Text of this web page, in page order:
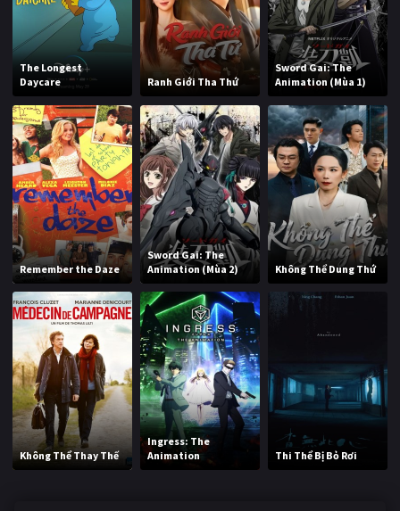
The Longest
Daycare
Ranh Giới Tha Thứ
Sword Gai: The
Animation (Mùa 1)
Remember the Daze
Sword Gai: The
Animation (Mùa 2)
Không Thể Dung Thứ
Không Thể Thay Thế
Ingress: The
Animation
Thi Thể Bị Bỏ Rơi